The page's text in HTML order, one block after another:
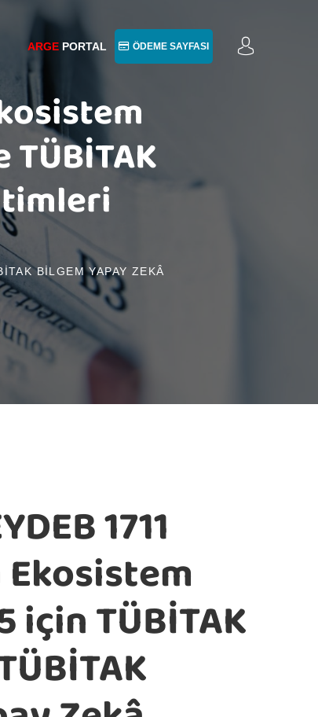
ARGE PORTAL ÖDEME SAYFASI
TÜBİTAK
BİLGEM YAPAY ZEKÂ
1711
için TÜBİTAK